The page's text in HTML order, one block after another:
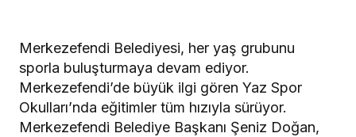
Merkezefendi Belediyesi, her yaş grubunu
sporla buluşturmaya devam ediyor.
Merkezefendi’de büyük ilgi gören Yaz Spor
Okulları’nda eğitimler tüm hızıyla sürüyor.
Merkezefendi Belediye Başkanı Şeniz Doğan,